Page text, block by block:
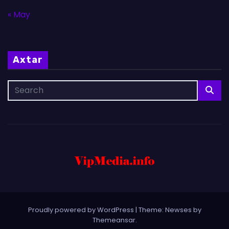
« May
Axtar
Proudly powered by WordPress | Theme: Newses by
Themeansar.